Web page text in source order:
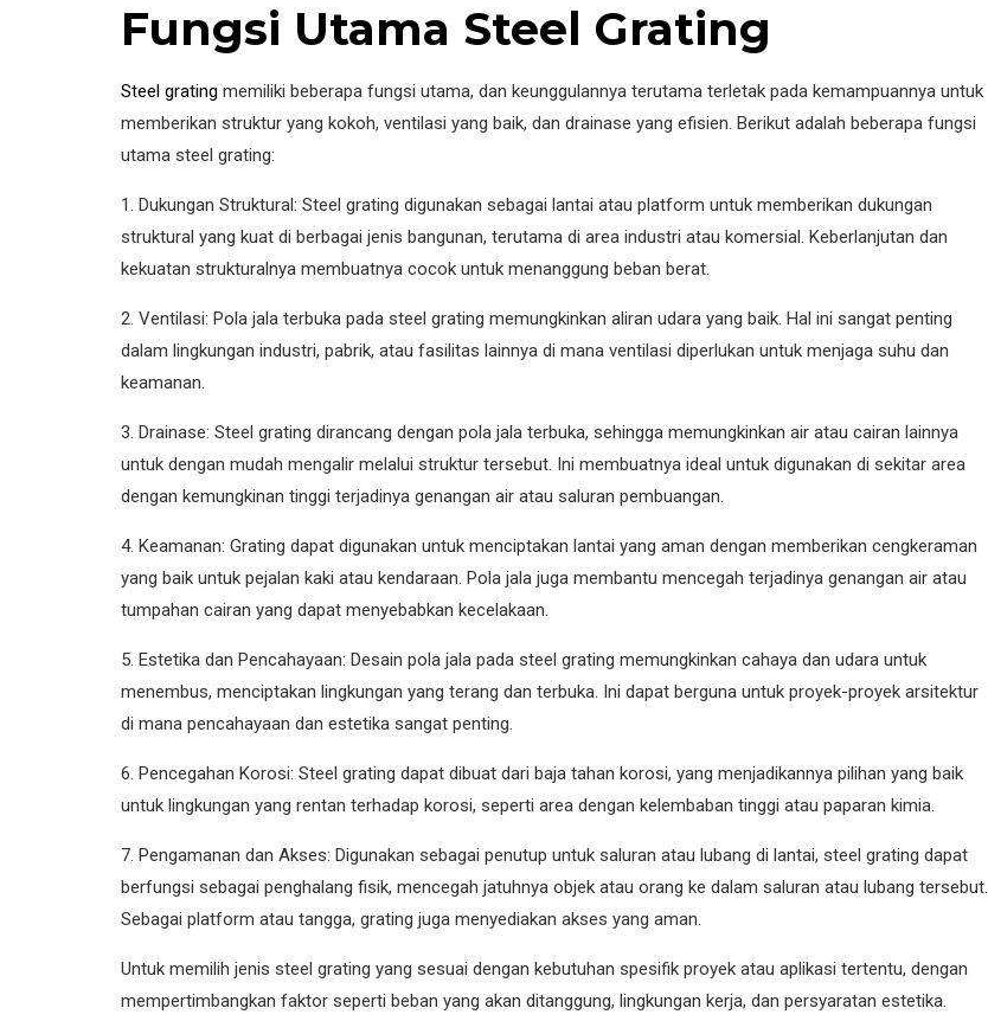
Fungsi Utama Steel Grating
Steel grating memiliki beberapa fungsi utama, dan keunggulannya terutama terletak pada kemampuannya untuk
memberikan struktur yang kokoh, ventilasi yang baik, dan drainase yang efisien. Berikut adalah beberapa fungsi
utama steel grating:
1. Dukungan Struktural: Steel grating digunakan sebagai lantai atau platform untuk memberikan dukungan
struktural yang kuat di berbagai jenis bangunan, terutama di area industri atau komersial. Keberlanjutan dan
kekuatan strukturalnya membuatnya cocok untuk menanggung beban berat.
2. Ventilasi: Pola jala terbuka pada steel grating memungkinkan aliran udara yang baik. Hal ini sangat penting
dalam lingkungan industri, pabrik, atau fasilitas lainnya di mana ventilasi diperlukan untuk menjaga suhu dan
keamanan.
3. Drainase: Steel grating dirancang dengan pola jala terbuka, sehingga memungkinkan air atau cairan lainnya
untuk dengan mudah mengalir melalui struktur tersebut. Ini membuatnya ideal untuk digunakan di sekitar area
dengan kemungkinan tinggi terjadinya genangan air atau saluran pembuangan.
4. Keamanan: Grating dapat digunakan untuk menciptakan lantai yang aman dengan memberikan cengkeraman
yang baik untuk pejalan kaki atau kendaraan. Pola jala juga membantu mencegah terjadinya genangan air atau
tumpahan cairan yang dapat menyebabkan kecelakaan.
5. Estetika dan Pencahayaan: Desain pola jala pada steel grating memungkinkan cahaya dan udara untuk
menembus, menciptakan lingkungan yang terang dan terbuka. Ini dapat berguna untuk proyek-proyek arsitektur
di mana pencahayaan dan estetika sangat penting.
6. Pencegahan Korosi: Steel grating dapat dibuat dari baja tahan korosi, yang menjadikannya pilihan yang baik
untuk lingkungan yang rentan terhadap korosi, seperti area dengan kelembaban tinggi atau paparan kimia.
7. Pengamanan dan Akses: Digunakan sebagai penutup untuk saluran atau lubang di lantai, steel grating dapat
berfungsi sebagai penghalang fisik, mencegah jatuhnya objek atau orang ke dalam saluran atau lubang tersebut.
Sebagai platform atau tangga, grating juga menyediakan akses yang aman.
Untuk memilih jenis steel grating yang sesuai dengan kebutuhan spesifik proyek atau aplikasi tertentu, dengan
mempertimbangkan faktor seperti beban yang akan ditanggung, lingkungan kerja, dan persyaratan estetika.